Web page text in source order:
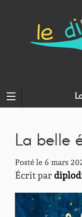
La belle
Posté le 6 mars
Écrit par